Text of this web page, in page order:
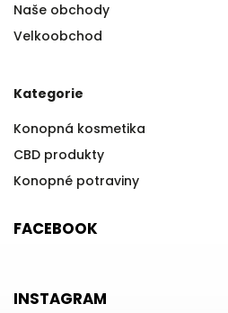
Naše obchody
Velkoobchod
Kategorie
Konopná kosmetika
CBD produkty
Konopné potraviny
FACEBOOK
INSTAGRAM